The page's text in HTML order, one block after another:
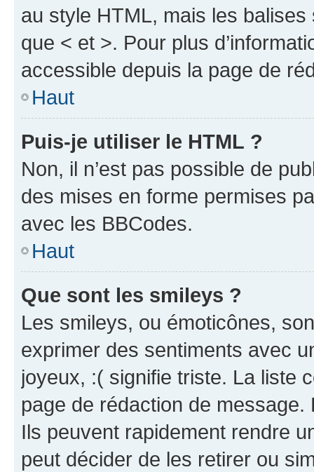
au style HTML, mais les
que < et >. Pour plus
accessible depuis la page de
Haut
Puis-je utiliser le HTML ?
Non, il n’est pas possible de
des mises en forme permises
avec les BBCodes.
Haut
Que sont les smileys ?
Les smileys, ou émoticônes,
exprimer des sentiments avec
joyeux, :( signifie triste. La liste
page de rédaction de
Ils peuvent rapidement rendre
peut décider de les retirer ou